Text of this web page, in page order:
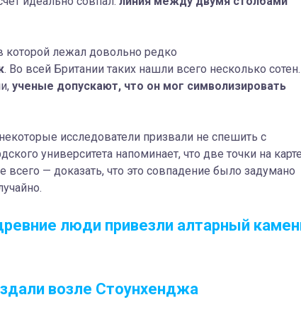
которой лежал довольно редко
. Во всей Британии таких нашли всего несколько сотен.
ученые допускают, что он мог символизировать
исследователи призвали не спешить с
университета напоминает, что две точки на
— доказать, что это совпадение было задумано
люди привезли алтарный
возле Стоунхенджа